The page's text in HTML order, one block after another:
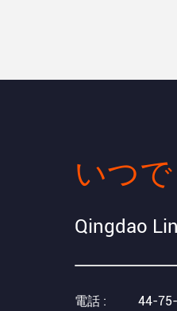
いつ
Qingdao
電話 : 44-